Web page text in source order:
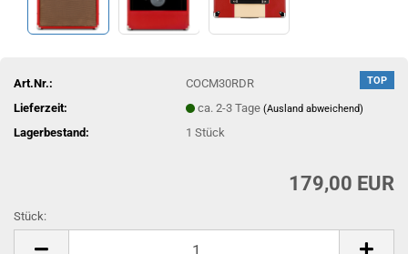
TOP
Art.Nr.:
COCM30RDR
Lieferzeit:
ca. 2-3 Tage(Ausland abweichend)
Lagerbestand: 1Stück
179,00 EUR
Stück: